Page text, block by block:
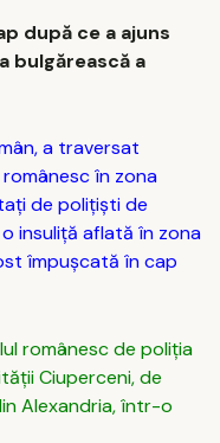
după ce a ajuns
bulgărească a
a traversat
în zona
de polițiști de
insuliță aflată în zona
împușcată în cap
românesc de poliția
Ciuperceni, de
Alexandria, într-o